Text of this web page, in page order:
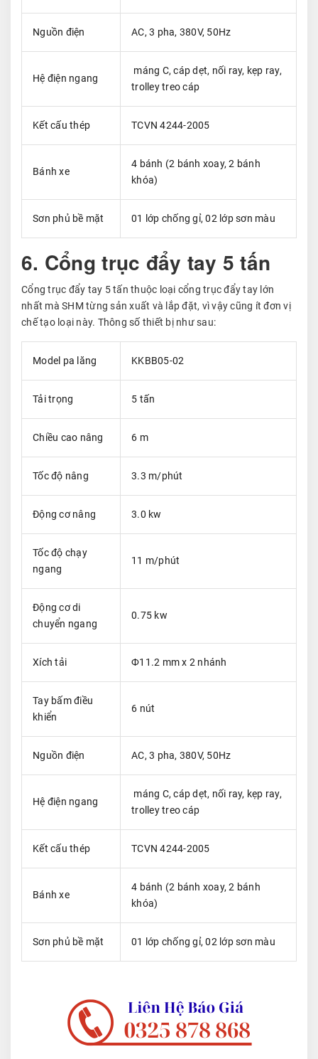
Nguồn điện AC, 3 pha, 380V, 50Hz
Hệ điện ngang
máng C, cáp dẹt, nối ray, kẹp ray,
trolley treo cáp
Kết cấu thép TCVN 4244-2005
Bánh xe
4 bánh (2 bánh xoay, 2 bánh
khóa)
Sơn phủ bề mặt 01 lớp chống gỉ, 02 lớp sơn màu
6. Cổng trục đẩy tay 5 tấn
Cổng trục đẩy tay 5 tấn thuộc loại cổng trục đẩy tay lớn
nhất mà SHM từng sản xuất và lắp đặt, vì vậy cũng ít đơn vị
chế tạo loại này. Thông số thiết bị như sau:
Model pa lăng KKBB05-02
Tải trọng 5 tấn
Chiều cao nâng 6 m
Tốc độ nâng 3.3 m/phút
Động cơ nâng 3.0 kw
Tốc độ chạy
ngang
11 m/phút
Động cơ di
chuyển ngang
0.75 kw
Xích tải Ф11.2 mm x 2 nhánh
Tay bấm điều
khiển
6 nút
Nguồn điện AC, 3 pha, 380V, 50Hz
Hệ điện ngang
máng C, cáp dẹt, nối ray, kẹp ray,
trolley treo cáp
Kết cấu thép TCVN 4244-2005
Bánh xe
4 bánh (2 bánh xoay, 2 bánh
khóa)
Sơn phủ bề mặt 01 lớp chống gỉ, 02 lớp sơn màu